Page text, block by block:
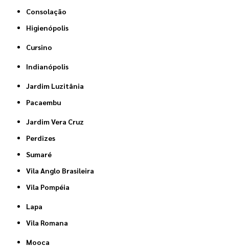
Consolação
Higienópolis
Cursino
Indianópolis
Jardim Luzitânia
Pacaembu
Jardim Vera Cruz
Perdizes
Sumaré
Vila Anglo Brasileira
Vila Pompéia
Lapa
Vila Romana
Mooca